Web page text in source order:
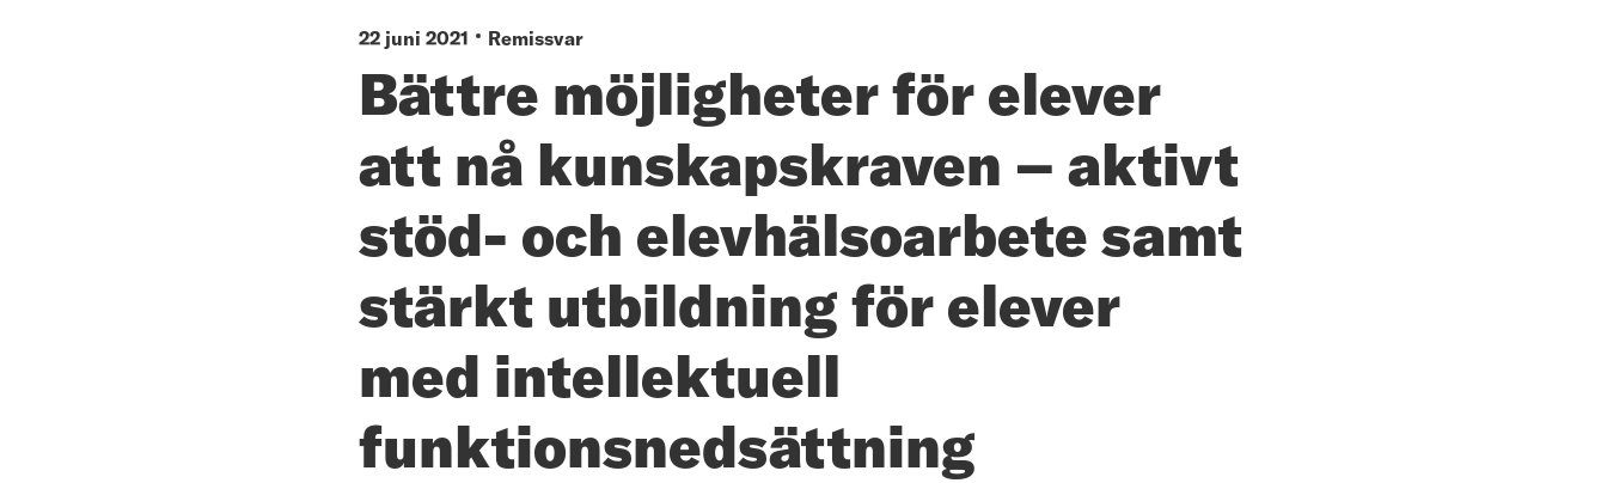
22 juni 2021 Remissvar
Bättre möjligheter för elever
att nå kunskapskraven – aktivt
stöd- och elevhälsoarbete samt
stärkt utbildning för elever
med intellektuell
funktionsnedsättning